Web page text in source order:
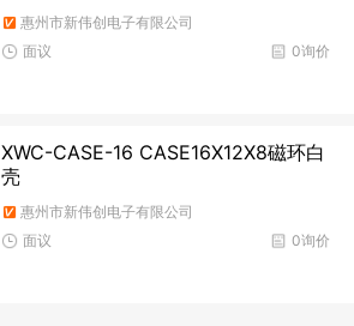
惠州市新伟创电子有限公司
0询价
面议
XWC-CASE-16 CASE16X12X8磁环白
壳
惠州市新伟创电子有限公司
0询价
面议